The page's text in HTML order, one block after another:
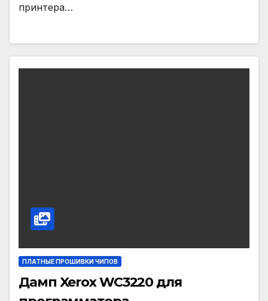
принтера…
ПЛАТНЫЕ ПРОШИВКИ ЧИПОВ
Дамп Xerox WC3220 для